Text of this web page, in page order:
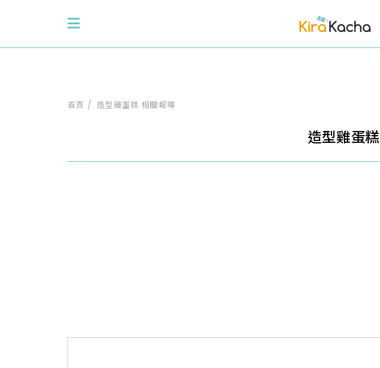
首頁 造型雞蛋糕 相關報導
造型雞蛋糕